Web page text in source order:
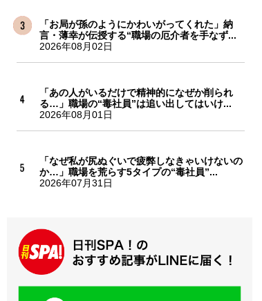
「お局が孫のようにかわいがってくれた」納
言・薄幸が伝授する“職場の厄介者を手なず...
2026年08月02日
「あの人がいるだけで精神的になぜか削られ
る…」職場の“毒社員”は追い出してはいけ...
2026年08月01日
「なぜ私が尻ぬぐいで疲弊しなきゃいけないの
か…」職場を荒らす5タイプの“毒社員”...
2026年07月31日